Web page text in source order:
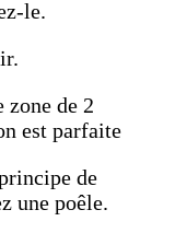
le.
zone de 2
est parfaite
de
une poêle.